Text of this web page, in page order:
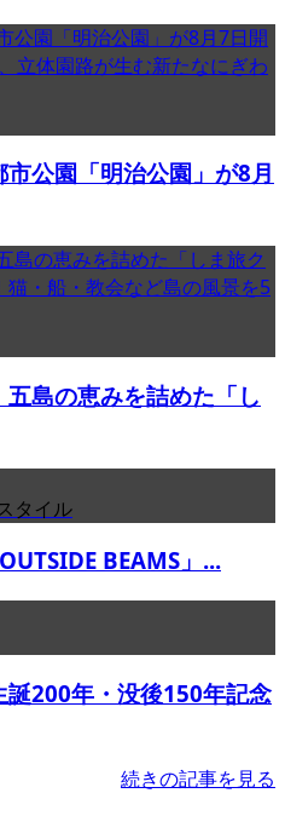
公園「明治公園」が8月
島の恵みを詰めた「し
タイル
BEAMS」...
誕200年・没後150年記念
続きの記事を見る